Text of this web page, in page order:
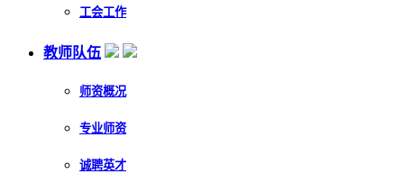
工会工作
教师队伍
师资概况
专业师资
诚聘英才